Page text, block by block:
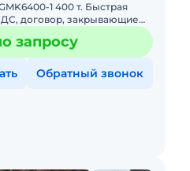
1 400 т. Быстрая
договор, закрывающие
GROVE GMK6400-1
запросу
Обратный звонок